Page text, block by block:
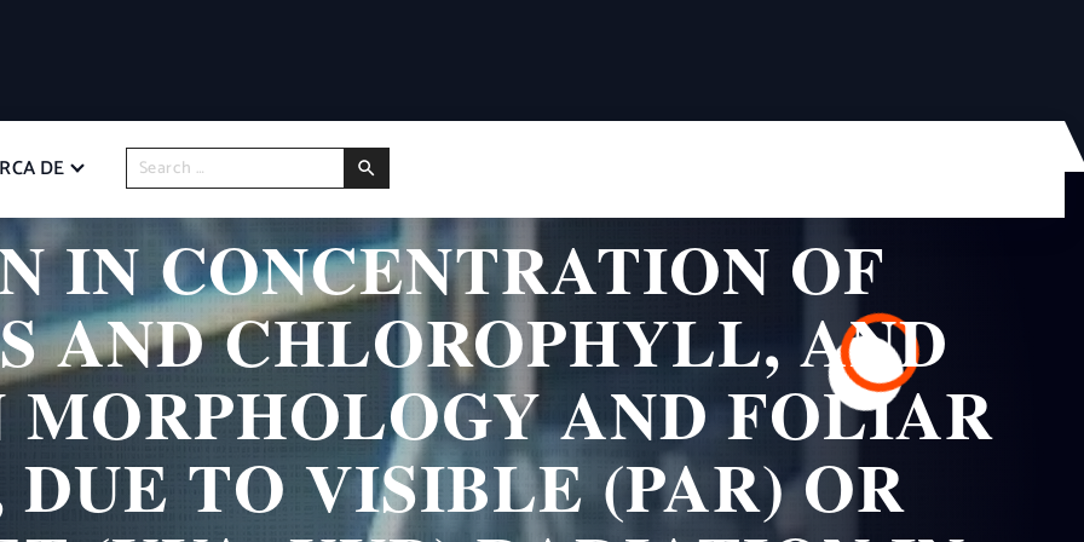
DE
IN CONCENTRATION OF
AND CHLOROPHYLL, AND
MORPHOLOGY AND FOLIAR
TO VISIBLE (PAR) OR